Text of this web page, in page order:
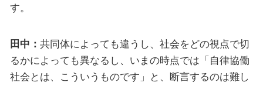
す。
田中： 共同体によっても違うし、社会をどの視点で切
るかによっても異なるし、いまの時点では「自律協働
社会とは、こういうものです」と、断言するのは難し